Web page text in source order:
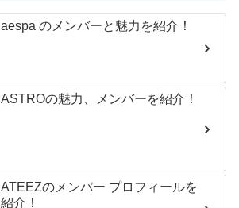
aespa のメンバーと魅力を紹介！
ASTROの魅力、メンバーを紹介！
ATEEZのメンバー プロフィールを
紹介！